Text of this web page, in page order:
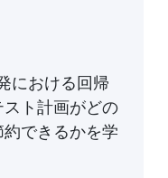
における回帰
ト計画がどの
できるかを学